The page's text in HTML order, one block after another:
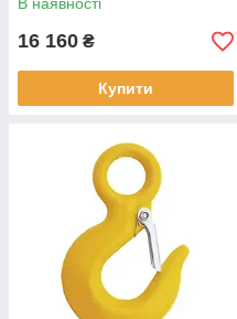
16 160 ₴
Купити